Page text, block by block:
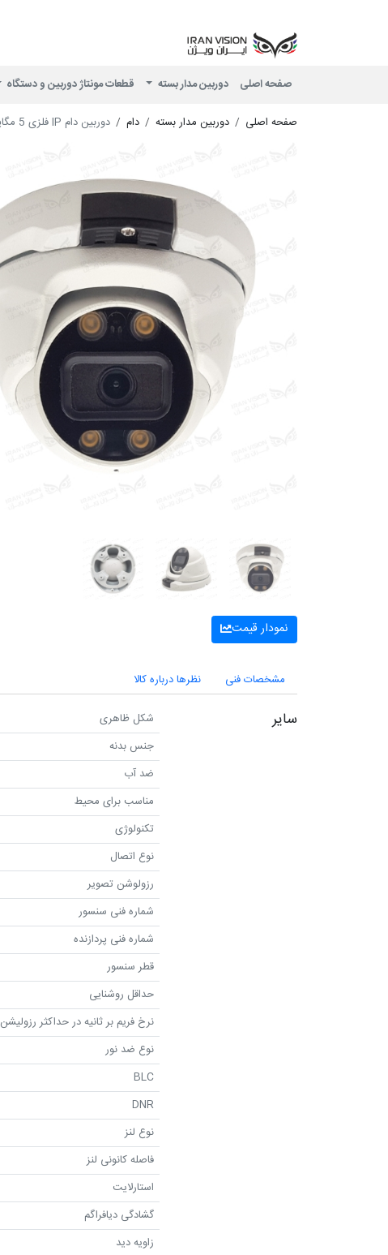
صفحه اصلی دوربین مدار بسته قطعات مونتاژ دوربین و دستگاه
صفحه اصلی دوربین مدار بسته دام دوربین دام IP فلزی 5 مگاپیکسل POE با لنز 3.6 استارلایت شب رنگی میکروفون داخلی
نمودار قیمت
مشخصات فنی نظرها درباره کالا
سایر شکل ظاهری
جنس بدنه
ضد آب
مناسب برای محیط
تکنولوژی
نوع اتصال
رزولوشن تصویر
شماره فنی سنسور
شماره فنی پردازنده
قطر سنسور
حداقل روشنایی
نرخ فریم بر ثانیه در حداکثر رزولیشن
نوع ضد نور
BLC
DNR
نوع لنز
فاصله کانونی لنز
استارلایت
گشادگی دیافراگم
زاویه دید